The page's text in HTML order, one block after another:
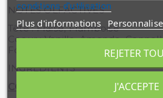
NOTES OLFACTIVES
Tête : Fraise, Framboise
Coeur : Vanille, Amande,
INGRÉDIENTS
CONSEILS D'UTILISATION
conditions d'utilisation
Plus d'informations
REJETER
J'ACCEPTE